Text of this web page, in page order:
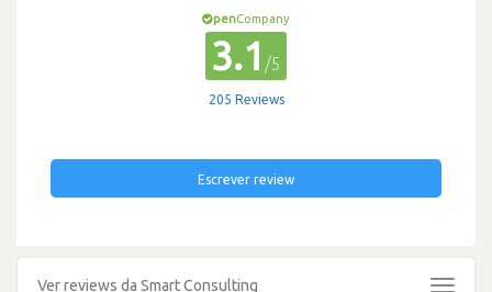
penCompany
3.1 /5
205 Reviews
Escrever review
Ver reviews da Smart Consulting
Toggle